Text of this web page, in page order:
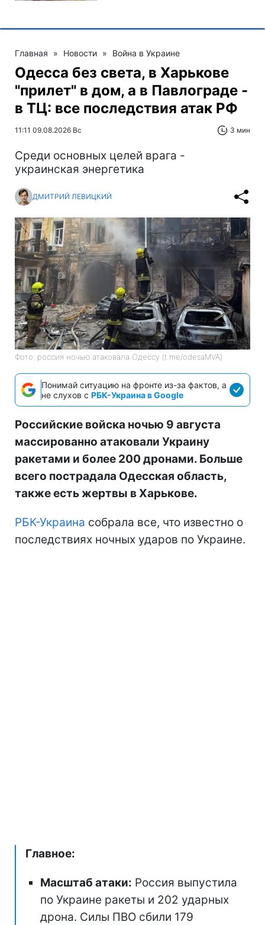
Главная » Новости » Война в Украине
Одесса без света, в Харькове
"прилет" в дом, а в Павлограде -
в ТЦ: все последствия атак РФ
11:11 09.08.2026 Вс 3 мин
Среди основных целей врага -
украинская энергетика
ДМИТРИЙ ЛЕВИЦКИЙ
Фото: россия ночью атаковала Одессу (t.me/odesaMVA)
Понимай ситуацию на фронте из-за фактов, а
не слухов с РБК-Украина в Google
Российские войска ночью 9 августа
массированно атаковали Украину
ракетами и более 200 дронами. Больше
всего пострадала Одесская область,
также есть жертвы в Харькове.
РБК-Украина собрала все, что известно о
последствиях ночных ударов по Украине.
Главное:
Масштаб атаки: Россия выпустила
по Украине ракеты и 202 ударных
дрона. Силы ПВО сбили 179